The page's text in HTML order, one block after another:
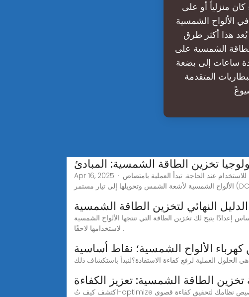
منزلياً أو على
الألواح الشمسية
يُعد هذا أكثر طرق
الشمسية على
ساعات إلى بضعة
المتقدمة
تخزين الطاقة الشمسية: المبادئ
Apr 16, 2025 · تعتمد تقنية تخزين الطاقة الشمسية على تحويل الطاقة الشمسية إلى طاقة كهربائية وتخزينها في أجهزة تخزين الطاقة للاستخدام عند الحاجة. تبدأ العملية بامتصاص
الدليل النهائي لتخزين الطاقة الشمسية
يتيح لك تخزين الطاقة التي تنتجها الألواح الشمسية
لاستخدامها لاحقًا .
كهرباء الألواح الشمسية؛ نقاط أساسية
تخزين الطاقة الشمسية: تعزيز الكفاءة
اكتشف كيف تُ-optimize أنظمة تخزين الطاقة الشمسية من استخدام الطاقة، وتوفير طاقة احتياطية، وتقديم وفورات تكاليف طويلة الأمد. قم بتخصيص نظامك لتحقيق كفاءة قصوى